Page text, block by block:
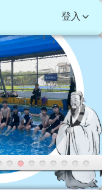
登入